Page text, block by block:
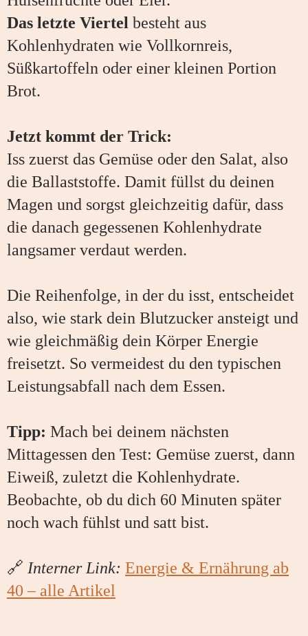
Das letzte Viertel besteht aus
Kohlenhydraten wie Vollkornreis,
Süßkartoffeln oder einer kleinen Portion
Brot.
Jetzt kommt der Trick:
Iss zuerst das Gemüse oder den Salat, also
die Ballaststoffe. Damit füllst du deinen
Magen und sorgst gleichzeitig dafür, dass
die danach gegessenen Kohlenhydrate
langsamer verdaut werden.
Die Reihenfolge, in der du isst, entscheidet
also, wie stark dein Blutzucker ansteigt und
wie gleichmäßig dein Körper Energie
freisetzt. So vermeidest du den typischen
Leistungsabfall nach dem Essen.
Tipp: Mach bei deinem nächsten
Mittagessen den Test: Gemüse zuerst, dann
Eiweiß, zuletzt die Kohlenhydrate.
Beobachte, ob du dich 60 Minuten später
noch wach fühlst und satt bist.
🔗 Interner Link: Energie & Ernährung ab
40 – alle Artikel